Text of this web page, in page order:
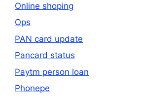
Online shoping
Ops
PAN card update
Pancard status
Paytm person loan
Phonepe